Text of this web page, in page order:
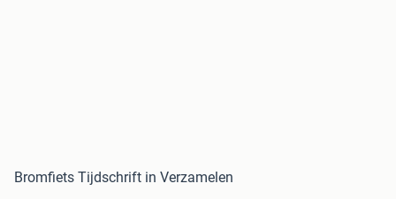
Bromfiets Tijdschrift in Verzamelen